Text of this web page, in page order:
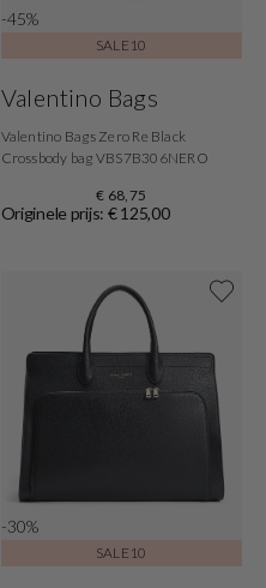
-45%
SALE10
Valentino Bags
Valentino Bags Zero Re Black
Crossbody bag VBS7B306NERO
€ 68,75
Originele prijs: € 125,00
-30%
SALE10